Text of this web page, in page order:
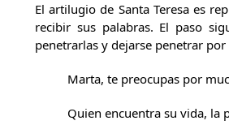
El artilugio de Santa Teresa es
recibir sus palabras. El paso
penetrarlas y dejarse penetrar
Marta, te preocupas por
Quien encuentra su vida, la